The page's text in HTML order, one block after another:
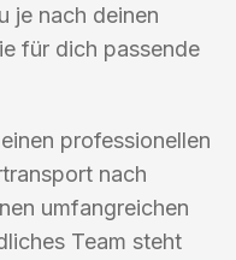
je nach deinen
für dich passende
professionellen
nach
umfangreichen
Team steht